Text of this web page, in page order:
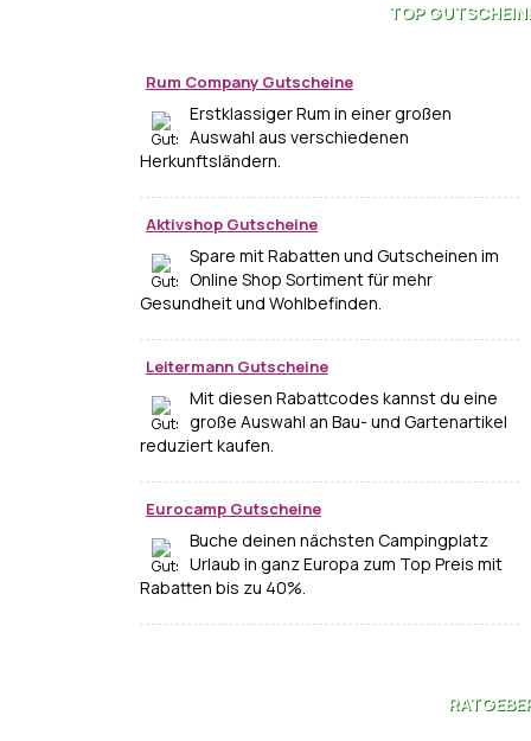
TOP
Rum Company Gutscheine
Erstklassiger Rum in einer großen
Auswahl aus verschiedenen
Herkunftsländern.
Aktivshop Gutscheine
Spare mit Rabatten und Gutscheinen im
Online Shop Sortiment für mehr
Gesundheit und Wohlbefinden.
Leitermann Gutscheine
Mit diesen Rabattcodes kannst du eine
große Auswahl an Bau- und Gartenartikel
reduziert kaufen.
Eurocamp Gutscheine
Buche deinen nächsten Campingplatz
Urlaub in ganz Europa zum Top Preis mit
Rabatten bis zu 40%.